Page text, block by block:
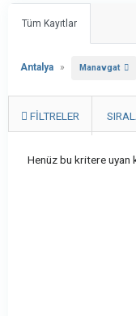
Tüm Kayıtlar
Antalya » Manavgat
FILTRELER
Henüz bu kritere uyan